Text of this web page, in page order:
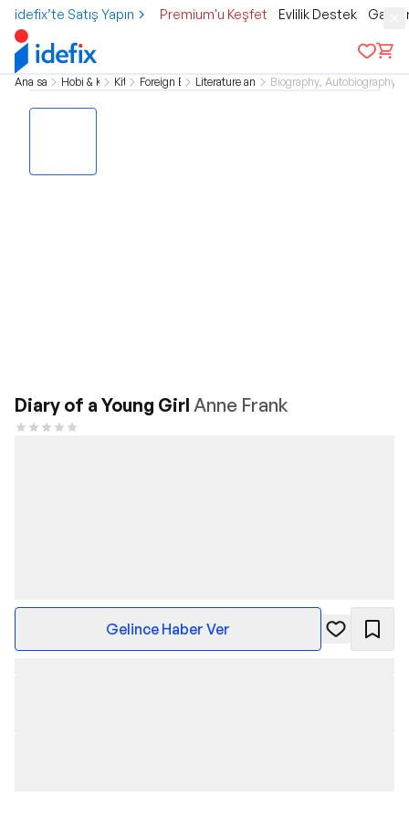
idefix’te Satış Yapın Premium'u Keşfet Evlilik Destek
Ana sayfa Hobi & KültürKitap Foreign BooksLiterature and NovelBiography, Autobiography
Diary of a Young Girl Anne Frank
Gelince Haber Ver